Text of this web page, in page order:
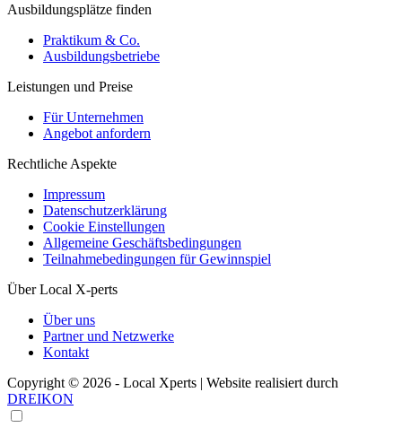
Ausbildungsplätze finden
Praktikum & Co.
Ausbildungsbetriebe
Leistungen und Preise
Für Unternehmen
Angebot anfordern
Rechtliche Aspekte
Impressum
Datenschutzerklärung
Cookie Einstellungen
Allgemeine Geschäftsbedingungen
Teilnahmebedingungen für Gewinnspiel
Über Local X-perts
Über uns
Partner und Netzwerke
Kontakt
Copyright © 2026 - Local Xperts | Website realisiert durch
DREIKON